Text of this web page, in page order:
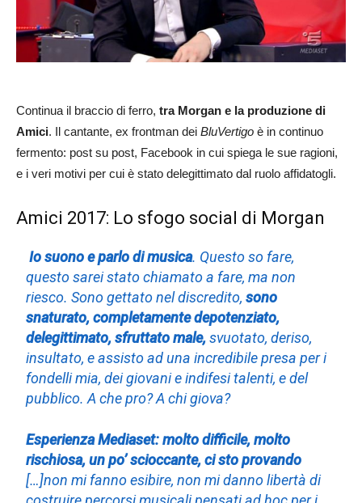
Continua il braccio di ferro, tra Morgan e la produzione di
Amici. Il cantante, ex frontman dei BluVertigo è in continuo
fermento: post su post, Facebook in cui spiega le sue ragioni,
e i veri motivi per cui è stato delegittimato dal ruolo affidatogli.
Amici 2017: Lo sfogo social di Morgan
Io suono e parlo di musica. Questo so fare,
questo sarei stato chiamato a fare, ma non
riesco. Sono gettato nel discredito,sono
snaturato, completamente depotenziato,
delegittimato, sfruttato male,svuotato, deriso,
insultato, e assisto ad una incredibile presa per i
fondelli mia, dei giovani e indifesi talenti, e del
pubblico. A che pro? A chi giova?
Esperienza Mediaset: molto difficile, molto
rischiosa, un po’ scioccante, ci sto provando
[…]non mi fanno esibire, non mi danno libertà di